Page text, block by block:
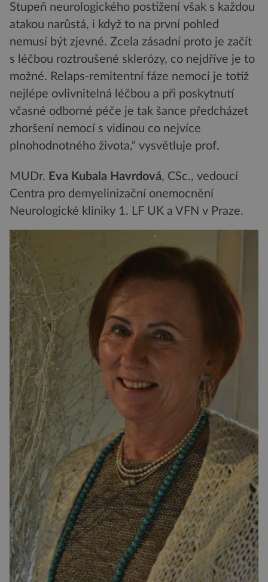
Stupeň neurologického postižení však s každou
atakou narůstá, i když to na první pohled
nemusí být zjevné. Zcela zásadní proto je začít
s léčbou roztroušené sklerózy, co nejdříve je to
možné. Relaps-remitentní fáze nemoci je totiž
nejlépe ovlivnitelná léčbou a při poskytnutí
včasné odborné péče je tak šance předcházet
zhoršení nemocí s vidinou co nejvíce
plnohodnotného života,“ vysvětluje prof.
MUDr. Eva Kubala Havrdová, CSc., vedoucí
Centra pro demyelinizační onemocnění
Neurologické kliniky 1. LF UK a VFN v Praze.